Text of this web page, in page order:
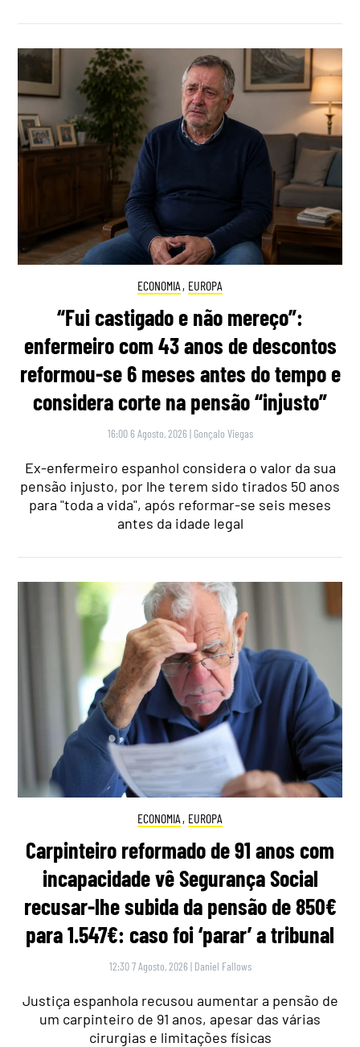
ECONOMIA , EUROPA
“Fui castigado e não mereço”:
enfermeiro com 43 anos de descontos
reformou-se 6 meses antes do tempo e
considera corte na pensão “injusto”
16:00 6 Agosto, 2026 | Gonçalo Viegas
Ex-enfermeiro espanhol considera o valor da sua
pensão injusto, por lhe terem sido tirados 50 anos
para "toda a vida", após reformar-se seis meses
antes da idade legal
ECONOMIA , EUROPA
Carpinteiro reformado de 91 anos com
incapacidade vê Segurança Social
recusar-lhe subida da pensão de 850€
para 1.547€: caso foi ‘parar’ a tribunal
12:30 7 Agosto, 2026 | Daniel Fallows
Justiça espanhola recusou aumentar a pensão de
um carpinteiro de 91 anos, apesar das várias
cirurgias e limitações físicas